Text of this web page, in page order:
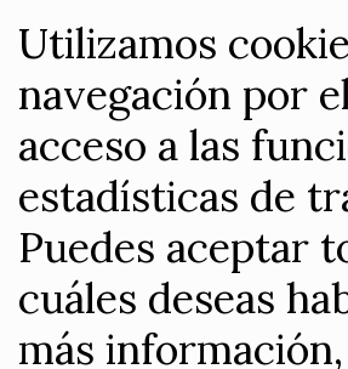
Utilizamos
navegación por
acceso a las
estadísticas de
Puedes aceptar
cuáles deseas
más